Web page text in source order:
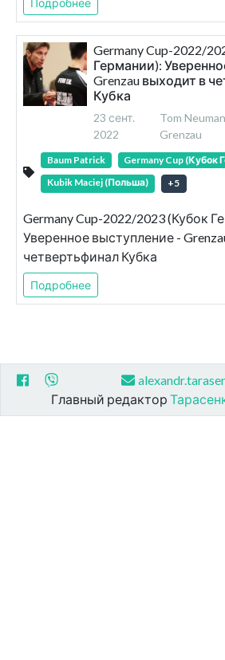
Подробнее
Germany Cup-2022/
Германии):
Grenzau выходит в
Кубка
23 сент.
2022
Tom
Grenzau
Baum Patrick
Germany Cup (Кубок
Kubik Maciej (Польша)
+5
Germany Cup-2022/2023 (Кубок
Уверенное выступление -
четвертьфинал Кубка
Подробнее
Главный редактор